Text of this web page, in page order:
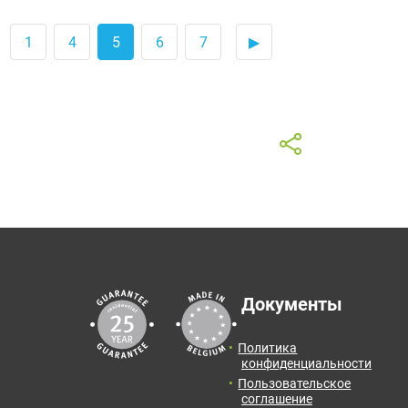
1 4 5 6 7 ▶
Документы
Политика
конфиденциальности
Пользовательское
соглашение